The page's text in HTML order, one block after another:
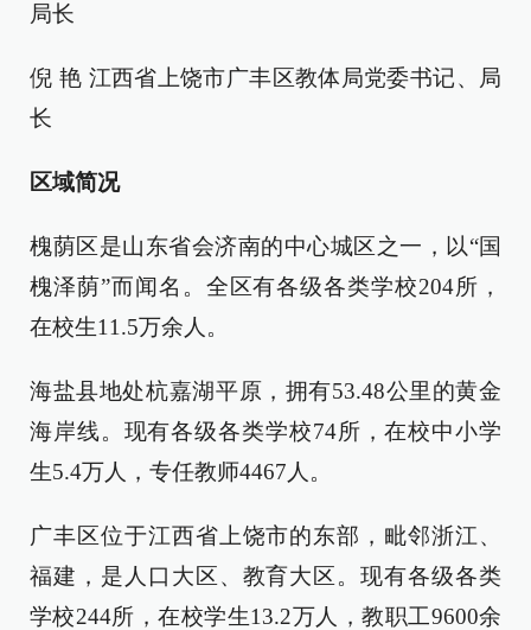
局长
倪 艳 江西省上饶市广丰区教体局党委书记、局
长
区域简况
槐荫区是山东省会济南的中心城区之一，以“国
槐泽荫”而闻名。全区有各级各类学校204所，
在校生11.5万余人。
海盐县地处杭嘉湖平原，拥有53.48公里的黄金
海岸线。现有各级各类学校74所，在校中小学
生5.4万人，专任教师4467人。
广丰区位于江西省上饶市的东部，毗邻浙江、
福建，是人口大区、教育大区。现有各级各类
学校244所，在校学生13.2万人，教职工9600余